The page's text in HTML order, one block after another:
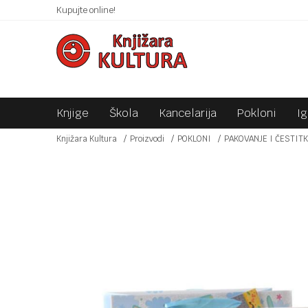
Kupujte online!SIGURNO PLAĆANJE PLATNIM KARTICAMA!
Knjige Škola Kancelarija Pokloni
Knjižara Kultura Proizvodi POKLONI PAKOVANJE I